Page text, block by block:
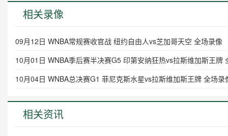
相关录像
09月12日 WNBA常规赛收官战 纽约自由人vs芝加哥天空 全场录像
10月01日 WNBA季后赛半决赛G5 印第安纳狂热vs拉斯维加斯王牌
10月04日 WNBA总决赛G1 菲尼克斯水星vs拉斯维加斯王牌 全场录
相关资讯